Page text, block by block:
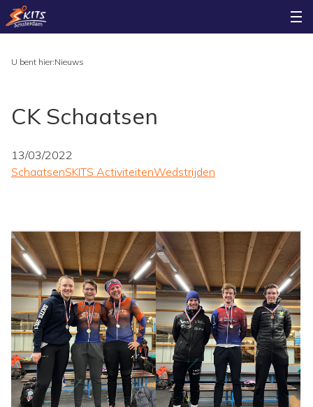
U bent hier:Nieuws
CK Schaatsen
13/03/2022
SchaatsenSKITS ActiviteitenWedstrijden